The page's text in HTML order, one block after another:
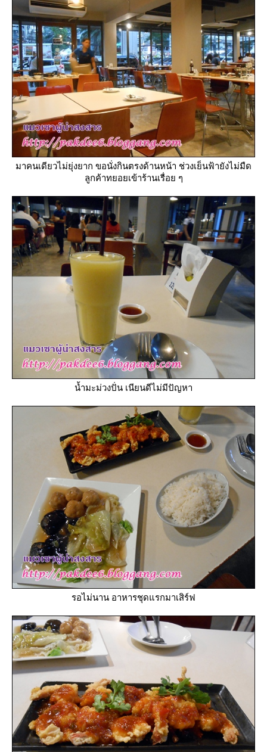
มาคนเดียวไม่ยุ่งยาก ขอนั่งกินตรงด้านหน้า ช่วงเย็นฟ้ายังไม่มืด
ลูกค้าทยอยเข้าร้านเรื่อย ๆ
น้ำมะม่วงปั่น เนียนดีไม่มีปัญหา
รอไม่นาน อาหารชุดแรกมาเสิร์ฟ